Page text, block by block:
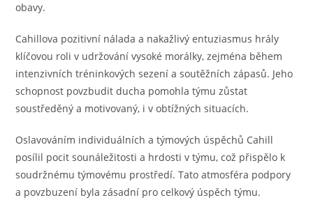
obavy.
Cahillova pozitivní nálada a nakažlivý entuziasmus hrály
klíčovou roli v udržování vysoké morálky, zejména během
intenzivních tréninkových sezení a soutěžních zápasů. Jeho
schopnost povzbudit ducha pomohla týmu zůstat
soustředěný a motivovaný, i v obtížných situacích.
Oslavováním individuálních a týmových úspěchů Cahill
posílil pocit sounáležitosti a hrdosti v týmu, což přispělo k
soudržnému týmovému prostředí. Tato atmosféra podpory
a povzbuzení byla zásadní pro celkový úspěch týmu.